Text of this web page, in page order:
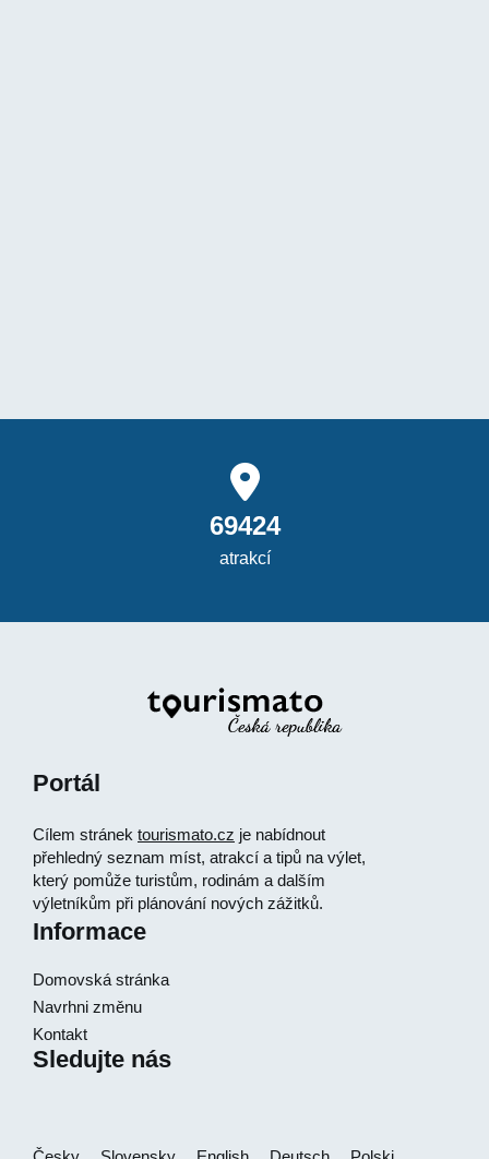
69424
atrakcí
Portál
Cílem stránek tourismato.cz je nabídnout
přehledný seznam míst, atrakcí a tipů na výlet,
který pomůže turistům, rodinám a dalším
výletníkům při plánování nových zážitků.
Informace
Domovská stránka
Navrhni změnu
Kontakt
Sledujte nás